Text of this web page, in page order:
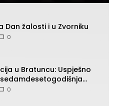
Dan žalosti i u Zvorniku
0
u Bratuncu: Uspješno
rodom iz Kravice.
0